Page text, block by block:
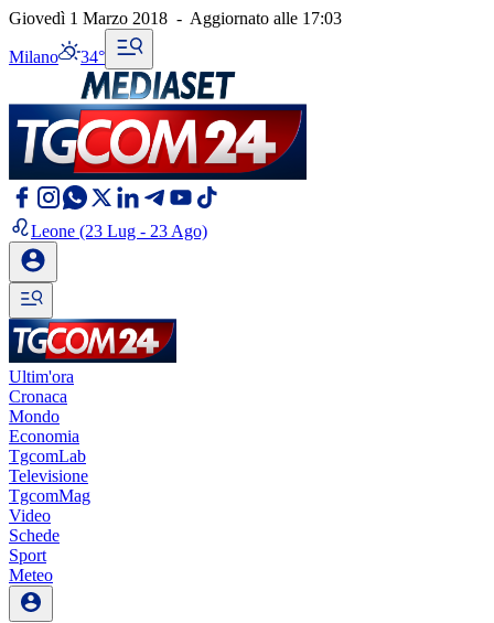
Giovedì 1 Marzo 2018 - Aggiornato alle 17:03
Milano 34°
Leone (23 Lug - 23 Ago)
Ultim'ora
Cronaca
Mondo
Economia
TgcomLab
Televisione
TgcomMag
Video
Schede
Sport
Meteo